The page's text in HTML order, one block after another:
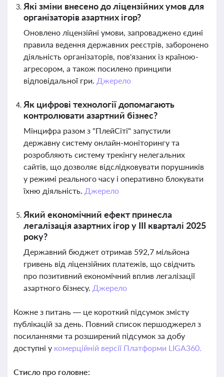
Які зміни внесено до ліцензійних умов для
організаторів азартних ігор?
Оновлено ліцензійні умови, запроваджено єдині
правила ведення державних реєстрів, заборонено
діяльність організаторів, пов'язаних із країною-
агресором, а також посилено принципи
відповідальної гри. Джерело
Як цифрові технології допомагають
контролювати азартний бізнес?
Мінцифра разом з "ПлейСіті" запустили
державну систему онлайн-моніторингу та
розробляють систему трекінгу нелегальних
сайтів, що дозволяє відслідковувати порушників
у режимі реального часу і оперативно блокувати
їхню діяльність. Джерело
Який економічний ефект принесла
легалізація азартних ігор у III кварталі 2025
року?
Державний бюджет отримав 592,7 мільйона
гривень від ліцензійних платежів, що свідчить
про позитивний економічний вплив легалізації
азартного бізнесу. Джерело
Кожне з питань — це короткий підсумок змісту
публікацій за день. Повний список першоджерел з
посиланнями та розширений підсумок за добу
доступні у комерційній версії Платформи LIGA360.
Стисло про головне: